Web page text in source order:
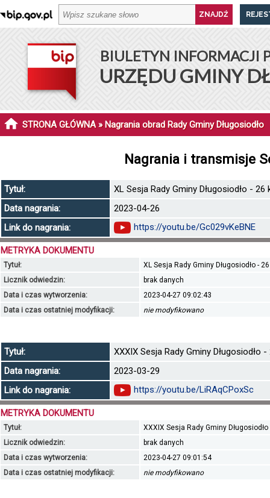
BIULETYN INFORMACJI
URZĘDU GMINY
STRONA GŁÓWNA» Nagrania obrad Rady Gminy Długosiodło
Nagrania i transmisje
Tytuł:
XL Sesja Rady Gminy Długosiodło -
Data nagrania:
2023-04-26
Link do nagrania:
https://youtu.be/Gc029vKeBNE
METRYKA DOKUMENTU
Tytuł:
XL Sesja Rady Gminy Długosiodło -
Licznik odwiedzin:
brak danych
Data i czas wytworzenia:
2023-04-27 09:02:43
Data i czas ostatniej modyfikacji:
nie modyfikowano
Tytuł:
XXXIX Sesja Rady Gminy Długosiodło
Data nagrania:
2023-03-29
Link do nagrania:
https://youtu.be/LiRAqCPoxSc
METRYKA DOKUMENTU
Tytuł:
XXXIX Sesja Rady Gminy
Licznik odwiedzin:
brak danych
Data i czas wytworzenia:
2023-04-27 09:01:54
Data i czas ostatniej modyfikacji:
nie modyfikowano